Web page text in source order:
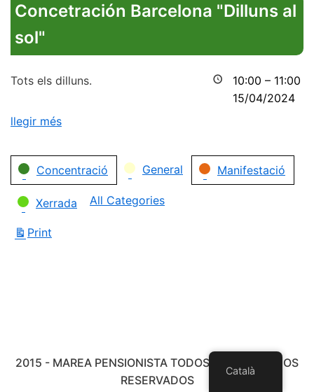
Concetración Barcelona "Dilluns al
sol"
10:00 – 11:00
15/04/2024
Tots els dilluns.
llegir més
Categories
Concentració General Manifestació
Xerrada All Categories
Print
2015 - MAREA PENSIONISTA TODOS LOS DERECHOS
RESERVADOS
Català